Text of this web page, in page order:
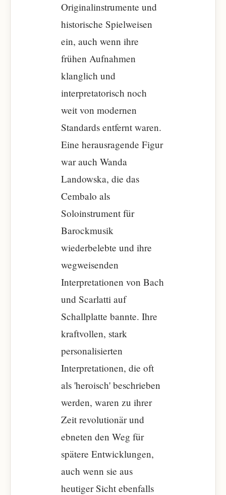
Originalinstrumente und
historische Spielweisen
ein, auch wenn ihre
frühen Aufnahmen
klanglich und
interpretatorisch noch
weit von modernen
Standards entfernt waren.
Eine herausragende Figur
war auch Wanda
Landowska, die das
Cembalo als
Soloinstrument für
Barockmusik
wiederbelebte und ihre
wegweisenden
Interpretationen von Bach
und Scarlatti auf
Schallplatte bannte. Ihre
kraftvollen, stark
personalisierten
Interpretationen, die oft
als 'heroisch' beschrieben
werden, waren zu ihrer
Zeit revolutionär und
ebneten den Weg für
spätere Entwicklungen,
auch wenn sie aus
heutiger Sicht ebenfalls